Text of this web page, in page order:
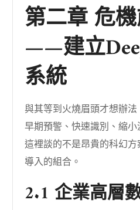
第二章 危
——建立
系統
與其等到火燒眉頭才想辦
早期預警、快速識別、縮小
這裡談的不是昂貴的科幻
導入的組合。
2.1 企業高層